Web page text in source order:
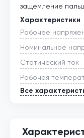
защемление
Характеристики
Рабочее
Номинальное
Статический ток
Рабочая
Все